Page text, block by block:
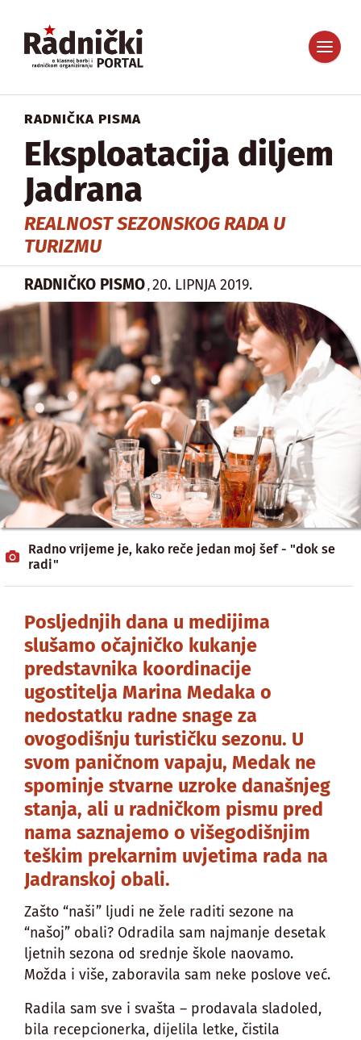
RADNIČKA PISMA
Eksploatacija diljem
Jadrana
REALNOST SEZONSKOG RADA U
TURIZMU
RADNIČKO PISMO , 20. LIPNJA 2019.
Radno vrijeme je, kako reče jedan moj šef - "dok se
radi"
Posljednjih dana u medijima
slušamo očajničko kukanje
predstavnika koordinacije
ugostitelja Marina Medaka o
nedostatku radne snage za
ovogodišnju turističku sezonu. U
svom paničnom vapaju, Medak ne
spominje stvarne uzroke današnjeg
stanja, ali u radničkom pismu pred
nama saznajemo o višegodišnjim
teškim prekarnim uvjetima rada na
Jadranskoj obali.
Zašto “naši” ljudi ne žele raditi sezone na
“našoj” obali? Odradila sam najmanje desetak
ljetnih sezona od srednje škole naovamo.
Možda i više, zaboravila sam neke poslove već.
Radila sam sve i svašta – prodavala sladoled,
bila recepcionerka, dijelila letke, čistila